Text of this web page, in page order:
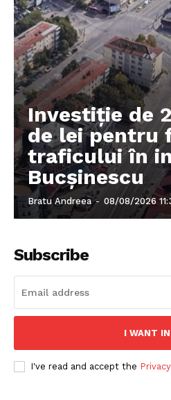
Investiție de
de lei pentru
traficului în
Bucșinescu
Bratu Andreea - 08/08/2026
Subscribe
I WANT IN
I've read and accept the